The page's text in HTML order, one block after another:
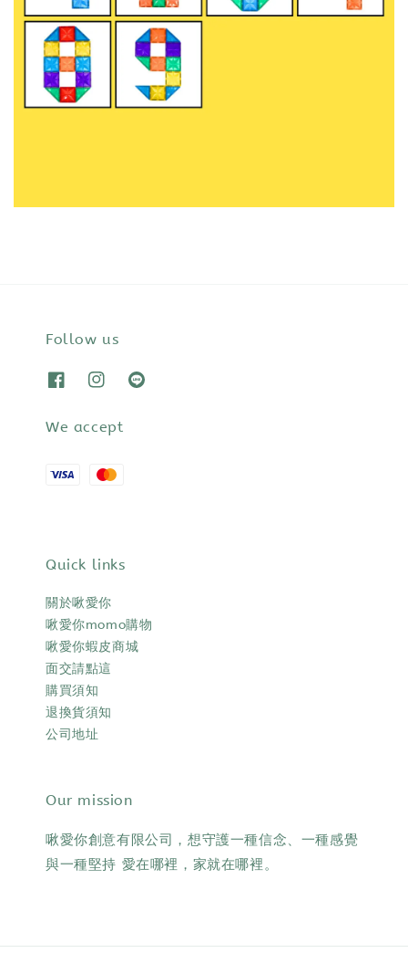
Follow us
We accept
Quick links
關於啾愛你
啾愛你momo購物
啾愛你蝦皮商城
面交請點這
購買須知
退換貨須知
公司地址
Our mission
啾愛你創意有限公司，想守護一種信念、一種感覺
與一種堅持 愛在哪裡，家就在哪裡。